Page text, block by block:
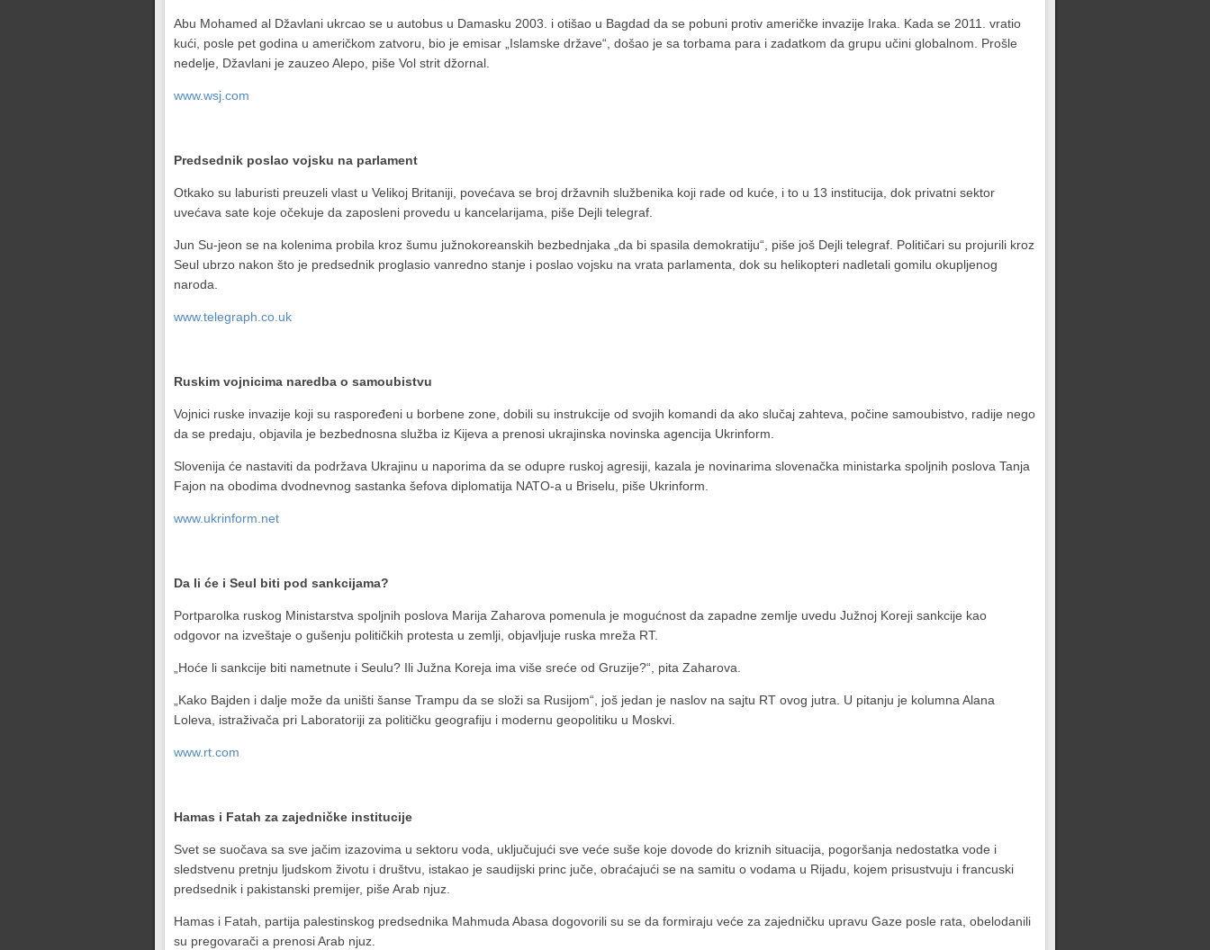
Abu Mohamed al Džavlani ukrcao se u autobus u Damasku 2003. i otišao u Bagdad da se pobuni protiv američke invazije Iraka. Kada se 2011. vratio
kući, posle pet godina u američkom zatvoru, bio je emisar „Islamske države“, došao je sa torbama para i zadatkom da grupu učini globalnom. Prošle
nedelje, Džavlani je zauzeo Alepo, piše Vol strit džornal.
www.wsj.com
Predsednik poslao vojsku na parlament
Otkako su laburisti preuzeli vlast u Velikoj Britaniji, povećava se broj državnih službenika koji rade od kuće, i to u 13 institucija, dok privatni sektor
uvećava sate koje očekuje da zaposleni provedu u kancelarijama, piše Dejli telegraf.
Jun Su-jeon se na kolenima probila kroz šumu južnokoreanskih bezbednjaka „da bi spasila demokratiju“, piše još Dejli telegraf. Političari su projurili kroz
Seul ubrzo nakon što je predsednik proglasio vanredno stanje i poslao vojsku na vrata parlamenta, dok su helikopteri nadletali gomilu okupljenog
naroda.
www.telegraph.co.uk
Ruskim vojnicima naredba o samoubistvu
Vojnici ruske invazije koji su raspoređeni u borbene zone, dobili su instrukcije od svojih komandi da ako slučaj zahteva, počine samoubistvo, radije nego
da se predaju, objavila je bezbednosna služba iz Kijeva a prenosi ukrajinska novinska agencija Ukrinform.
Slovenija će nastaviti da podržava Ukrajinu u naporima da se odupre ruskoj agresiji, kazala je novinarima slovenačka ministarka spoljnih poslova Tanja
Fajon na obodima dvodnevnog sastanka šefova diplomatija NATO-a u Briselu, piše Ukrinform.
www.ukrinform.net
Da li će i Seul biti pod sankcijama?
Portparolka ruskog Ministarstva spoljnih poslova Marija Zaharova pomenula je mogućnost da zapadne zemlje uvedu Južnoj Koreji sankcije kao
odgovor na izveštaje o gušenju političkih protesta u zemlji, objavljuje ruska mreža RT.
„Hoće li sankcije biti nametnute i Seulu? Ili Južna Koreja ima više sreće od Gruzije?“, pita Zaharova.
„Kako Bajden i dalje može da uništi šanse Trampu da se složi sa Rusijom“, još jedan je naslov na sajtu RT ovog jutra. U pitanju je kolumna Alana
Loleva, istraživača pri Laboratoriji za političku geografiju i modernu geopolitiku u Moskvi.
www.rt.com
Hamas i Fatah za zajedničke institucije
Svet se suočava sa sve jačim izazovima u sektoru voda, uključujući sve veće suše koje dovode do kriznih situacija, pogoršanja nedostatka vode i
sledstvenu pretnju ljudskom životu i društvu, istakao je saudijski princ juče, obraćajući se na samitu o vodama u Rijadu, kojem prisustvuju i francuski
predsednik i pakistanski premijer, piše Arab njuz.
Hamas i Fatah, partija palestinskog predsednika Mahmuda Abasa dogovorili su se da formiraju veće za zajedničku upravu Gaze posle rata, obelodanili
su pregovarači a prenosi Arab njuz.